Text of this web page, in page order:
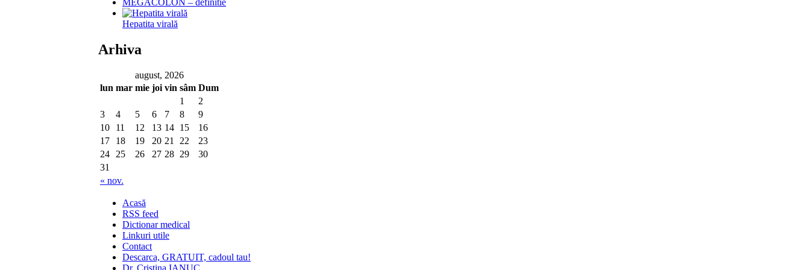
MEGACOLON – definitie
Hepatita virală
Arhiva
august, 2026
lun mar mie joi vin sâm Dum
« nov.
1
2
3
4 5 6 7 8
9
10
11 12 13 14 15
16
17
18 19 20 21 22
23
24
25 26 27 28 29
30
31
Acasă
RSS feed
Dictionar medical
Linkuri utile
Contact
Descarca, GRATUIT, cadoul tau!
Dr. Cristina IANUC